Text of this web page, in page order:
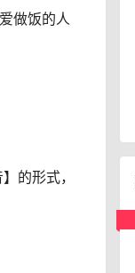
做饭的人
的形式，